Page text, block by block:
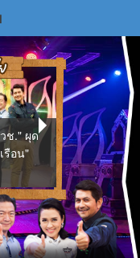
ช." ผุด
รือน"
สมรภูมิไอเดี
ทุนการศึกษาก